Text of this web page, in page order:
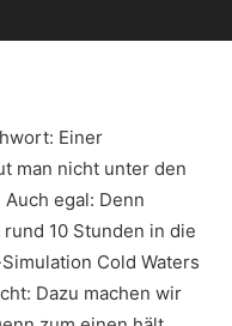
Einer
man nicht unter den
egal: Denn
10 Stunden in die
Cold Waters
Dazu machen wir